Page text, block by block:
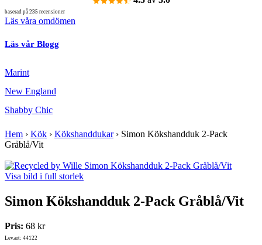
baserad på 235 recensioner
Läs våra omdömen
Läs vår Blogg
Marint
New England
Shabby Chic
Hem › Kök › Kökshanddukar› Simon Kökshandduk 2-Pack
Gråblå/Vit
Visa bild i full storlek
Simon Kökshandduk 2-Pack Gråblå/Vit
Pris: 68 kr
Lev.art: 44122